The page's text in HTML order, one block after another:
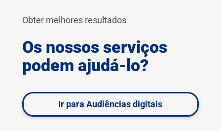
Obter melhores resultados
Os nossos serviços
podem ajudá-lo?
Ir para Audiências digitais